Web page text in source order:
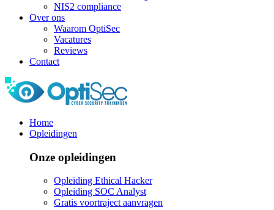
NIS2 compliance
Over ons
Waarom OptiSec
Vacatures
Reviews
Contact
Home
Opleidingen
Onze opleidingen
Opleiding Ethical Hacker
Opleiding SOC Analyst
Gratis voortraject aanvragen